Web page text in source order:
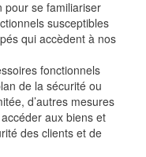
pour se familiariser
susceptibles
qui accèdent à nos
fonctionnels
de la sécurité ou
d’autres mesures
aux biens et
des clients et de